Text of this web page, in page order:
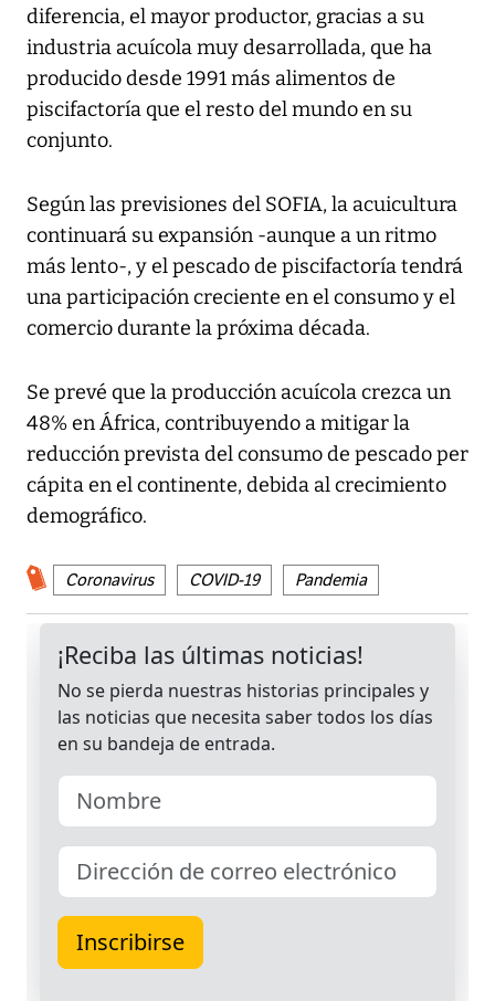
diferencia, el mayor productor, gracias a su
industria acuícola muy desarrollada, que ha
producido desde 1991 más alimentos de
piscifactoría que el resto del mundo en su
conjunto.
Según las previsiones del SOFIA, la acuicultura
continuará su expansión -aunque a un ritmo
más lento-, y el pescado de piscifactoría tendrá
una participación creciente en el consumo y el
comercio durante la próxima década.
Se prevé que la producción acuícola crezca un
48% en África, contribuyendo a mitigar la
reducción prevista del consumo de pescado per
cápita en el continente, debida al crecimiento
demográfico.
Coronavirus COVID-19 Pandemia